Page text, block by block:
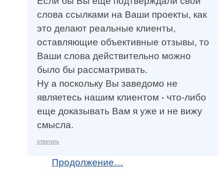
слова ссылками на Ваши проекты, как
это делают реальные клиенты,
оставляющие объективные отзывы, то
Ваши слова действительно можно
было бы рассматривать.
Ну а поскольку Вы заведомо не
являетесь нашим клиентом - что-либо
еще доказывать Вам я уже и не вижу
смысла.
ответить
Продолжение…